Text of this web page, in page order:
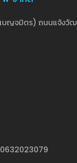
ญจมิตร) ถนนแจ้งวัฒ
0632023079